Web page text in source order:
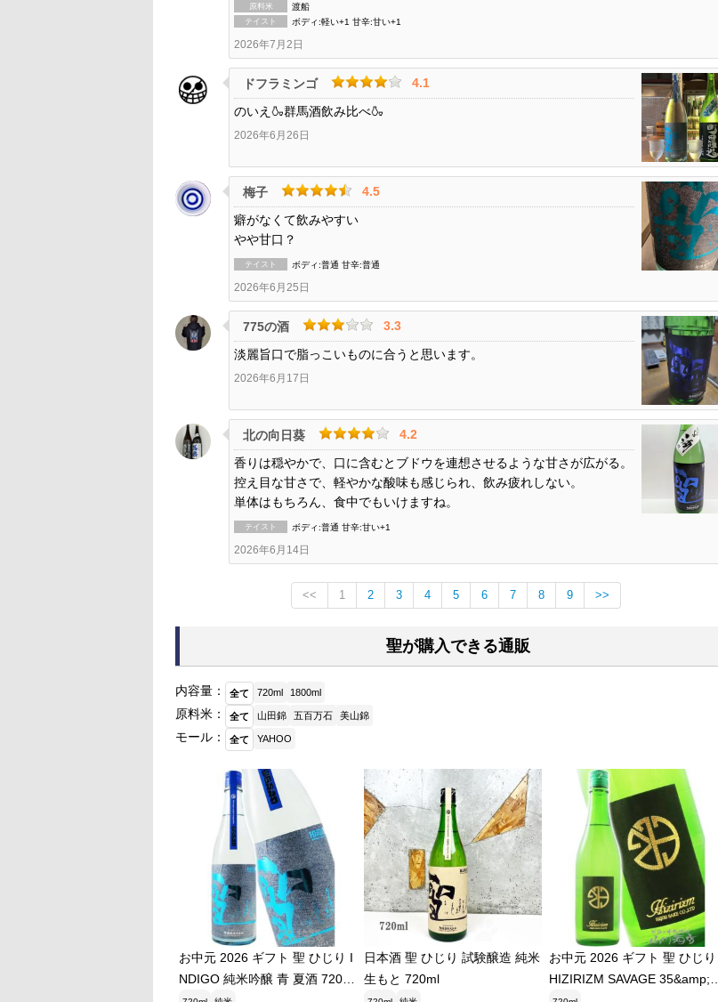
原料米 渡船
テイスト ボディ:軽い+1 甘辛:甘い+1
2026年7月2日
ドフラミンゴ
4.1
のいえ🍶群馬酒飲み比べ🍶
2026年6月26日
梅子
4.5
癖がなくて飲みやすい
やや甘口？
テイスト ボディ:普通 甘辛:普通
2026年6月25日
775の酒
3.3
淡麗旨口で脂っこいものに合うと思います。
2026年6月17日
北の向日葵
4.2
香りは穏やかで、口に含むとブドウを連想させるような甘さが広がる。
控え目な甘さで、軽やかな酸味も感じられ、飲み疲れしない。
単体はもちろん、食中でもいけますね。
テイスト ボディ:普通 甘辛:甘い+1
2026年6月14日
<< 1 2 3 4 5 6 7 8 9 >>
聖が購入できる通販
内容量： 全て 720ml 1800ml
原料米： 全て 山田錦 五百万石 美山錦
モール： 全て YAHOO
お中元 2026 ギフト 聖 ひじり I
NDIGO 純米吟醸 青 夏酒 720ml
日本酒 聖 ひじり 試験醸造 純米
生もと 720ml
お中元 2026 ギフト 聖 ひじり
HIZIRIZM SAVAGE 35&amp;50